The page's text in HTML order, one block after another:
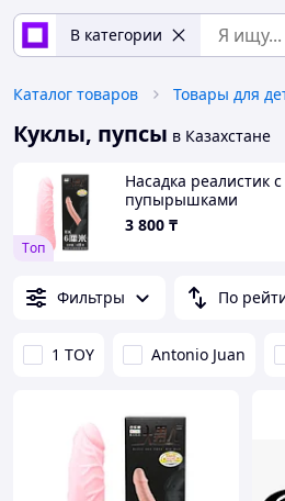
В категории
Каталог товаров Товары для
Куклы, пупсы в Казахстане
Tоп
Насадка реалистик с
пупырышками
3 800 ₸
Фильтры По
1 TOY Antonio Juan